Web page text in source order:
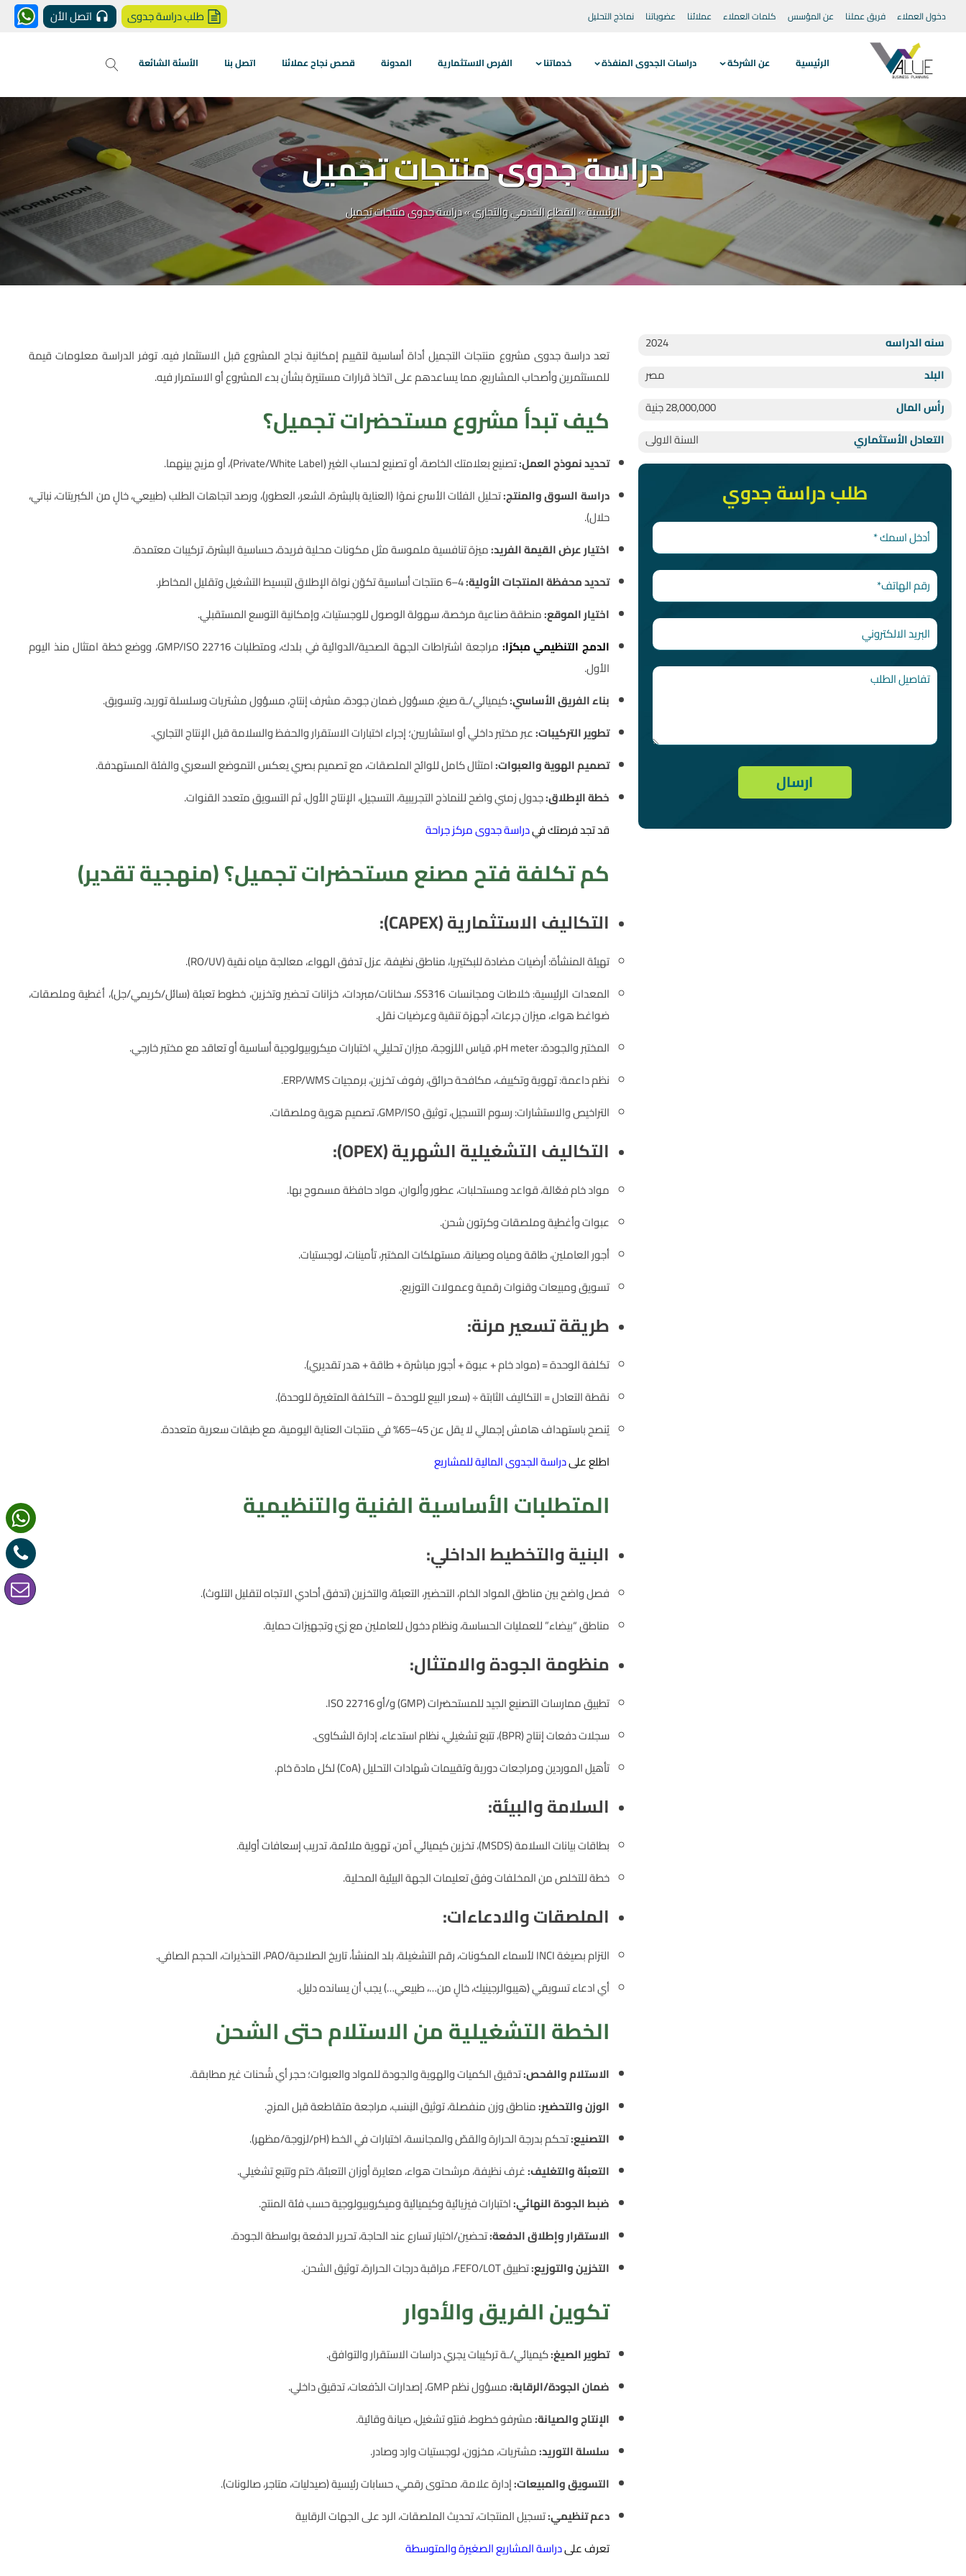
دخول العملاء فريق عملنا عن المؤسس كلمات العملاء عملائنا عضوياتنا نماذج التحليل طلب دراسة جدوى اتصل الأن
الرئيسية عن الشركة دراسات الجدوى المنفذة خدماتنا الفرص الاستثمارية المدونة قصص نجاح عملائنا اتصل بنا الأسئة الشائعة
دراسة جدوى منتجات تجميل
الرئيسية»القطاع الخدمي والتجاري»دراسة جدوى منتجات تجميل
سنه الدراسه
2024
البلد
مصر
رأس المال
28,000,000 جنية
التعادل الأستثماري
السنة الاولى
طلب دراسة جدوي
تعد دراسة جدوى مشروع منتجات التجميل أداة أساسية لتقييم إمكانية نجاح المشروع قبل الاستثمار فيه. توفر الدراسة معلومات قيمة
للمستثمرين وأصحاب المشاريع، مما يساعدهم على اتخاذ قرارات مستنيرة بشأن بدء المشروع أو الاستمرار فيه.
كيف تبدأ مشروع مستحضرات تجميل؟
تحديد نموذج العمل:تصنيع بعلامتك الخاصة، أو تصنيع لحساب الغير (Private/White Label)، أو مزيج بينهما.
دراسة السوق والمنتج:تحليل الفئات الأسرع نموًا (العناية بالبشرة، الشعر، العطور)، ورصد اتجاهات الطلب (طبيعي، خالٍ من الكبريتات، نباتي،
حلال).
اختيار عرض القيمة الفريد:ميزة تنافسية ملموسة مثل مكونات محلية فريدة، حساسية البشرة، تركيبات معتمدة.
تحديد محفظة المنتجات الأولية:4–6 منتجات أساسية تكوّن نواة الإطلاق لتبسيط التشغيل وتقليل المخاطر.
اختيار الموقع:منطقة صناعية مرخصة، سهولة الوصول للوجستيات، وإمكانية التوسع المستقبلي.
الدمج التنظيمي مبكرًا:
مراجعة اشتراطات الجهة الصحية/الدوائية في بلدك، ومتطلبات GMP/ISO 22716، ووضع خطة امتثال منذ اليوم
الأول.
بناء الفريق الأساسي:كيميائي/ـة صيغ، مسؤول ضمان جودة، مشرف إنتاج، مسؤول مشتريات وسلسلة توريد، وتسويق.
تطوير التركيبات:عبر مختبر داخلي أو استشاريين؛ إجراء اختبارات الاستقرار والحفظ والسلامة قبل الإنتاج التجاري.
تصميم الهوية والعبوات:امتثال كامل للوائح الملصقات، مع تصميم بصري يعكس التموضع السعري والفئة المستهدفة.
خطة الإطلاق:جدول زمني واضح للنماذج التجريبية، التسجيل، الإنتاج الأول، ثم التسويق متعدد القنوات.
قد تجد فرصتك فيدراسة جدوى مركز جراحة
كم تكلفة فتح مصنع مستحضرات تجميل؟ (منهجية تقدير)
التكاليف الاستثمارية (CAPEX):
تهيئة المنشأة: أرضيات مضادة للبكتيريا، مناطق نظيفة، عزل تدفق الهواء، معالجة مياه نقية (RO/UV).
المعدات الرئيسية: خلاطات ومجانسات SS316، سخانات/مبردات، خزانات تحضير وتخزين، خطوط تعبئة (سائل/كريمي/جل)، أغطية وملصقات،
ضواغط هواء، ميزان جرعات، أجهزة تنقية وعرضيات نقل.
المختبر والجودة: pH meter، قياس اللزوجة، ميزان تحليلي، اختبارات ميكروبيولوجية أساسية أو تعاقد مع مختبر خارجي.
نظم داعمة: تهوية وتكييف، مكافحة حرائق، رفوف تخزين، برمجيات ERP/WMS.
التراخيص والاستشارات: رسوم التسجيل، توثيق GMP/ISO، تصميم هوية وملصقات.
التكاليف التشغيلية الشهرية (OPEX):
مواد خام فعّالة، قواعد ومستحلبات، عطور وألوان، مواد حافظة مسموح بها.
عبوات وأغطية وملصقات وكرتون شحن.
أجور العاملين، طاقة ومياه وصيانة، مستهلكات المختبر، تأمينات، لوجستيات.
تسويق ومبيعات وقنوات رقمية وعمولات التوزيع.
طريقة تسعير مرنة:
تكلفة الوحدة = (مواد خام + عبوة + أجور مباشرة + طاقة + هدر تقديري).
نقطة التعادل = التكاليف الثابتة ÷ (سعر البيع للوحدة − التكلفة المتغيرة للوحدة).
يُنصح باستهداف هامش إجمالي لا يقل عن 45–65% في منتجات العناية اليومية، مع طبقات سعرية متعددة.
اطلع علىدراسة الجدوى المالية للمشاريع
المتطلبات الأساسية الفنية والتنظيمية
البنية والتخطيط الداخلي:
فصل واضح بين مناطق المواد الخام، التحضير، التعبئة، والتخزين (تدفق أحادي الاتجاه لتقليل التلوث).
مناطق “بيضاء” للعمليات الحساسة، ونظام دخول للعاملين مع زيّ وتجهيزات حماية.
منظومة الجودة والامتثال:
تطبيق ممارسات التصنيع الجيد للمستحضرات (GMP) و/أو ISO 22716.
سجلات دفعات إنتاج (BPR)، تتبع تشغيلي، نظام استدعاء، إدارة الشكاوى.
تأهيل الموردين ومراجعات دورية وتقييمات شهادات التحليل (CoA) لكل مادة خام.
السلامة والبيئة:
بطاقات بيانات السلامة (MSDS)، تخزين كيميائي آمن، تهوية ملائمة، تدريب إسعافات أولية.
خطة للتخلص من المخلفات وفق تعليمات الجهة البيئية المحلية.
الملصقات والادعاءات:
التزام بصيغة INCI لأسماء المكونات، رقم التشغيلة، بلد المنشأ، تاريخ الصلاحية/PAO، التحذيرات، الحجم الصافي.
أي ادعاء تسويقي (هيبوالرجينيك، خالٍ من…، طبيعي…) يجب أن يسانده دليل.
الخطة التشغيلية من الاستلام حتى الشحن
الاستلام والفحص:تدقيق الكميات والهوية والجودة للمواد والعبوات؛ حجر أي شُحنات غير مطابقة.
الوزن والتحضير:مناطق وزن منفصلة، توثيق النِسَب، مراجعة متقاطعة قبل المزج.
التصنيع:تحكم بدرجة الحرارة والقصّ والمجانسة، اختبارات في الخط (pH/لزوجة/مظهر).
التعبئة والتغليف:غرف نظيفة، مرشحات هواء، معايرة أوزان التعبئة، ختم وتتبع تشغيلي.
ضبط الجودة النهائي:اختبارات فيزيائية وكيميائية وميكروبيولوجية حسب فئة المنتج.
الاستقرار وإطلاق الدفعة:تحضين/اختبار تسارع عند الحاجة، تحرير الدفعة بواسطة الجودة.
التخزين والتوزيع:تطبيق FEFO/LOT، مراقبة درجات الحرارة، توثيق الشحن.
تكوين الفريق والأدوار
تطوير الصيغ:كيميائي/ـة تركيبات يجري دراسات الاستقرار والتوافق.
ضمان الجودة/الرقابة:مسؤول نظم GMP، إصدارات الدُفعات، تدقيق داخلي.
الإنتاج والصيانة:مشرفو خطوط، فنيّو تشغيل، صيانة وقائية.
سلسلة التوريد:مشتريات، مخزون، لوجستيات وارد وصادر.
التسويق والمبيعات:إدارة علامة، محتوى رقمي، حسابات رئيسية (صيدليات، متاجر، صالونات).
دعم تنظيمي:تسجيل المنتجات، تحديث الملصقات، الرد على الجهات الرقابية
تعرف علىدراسة المشاريع الصغيرة والمتوسطة